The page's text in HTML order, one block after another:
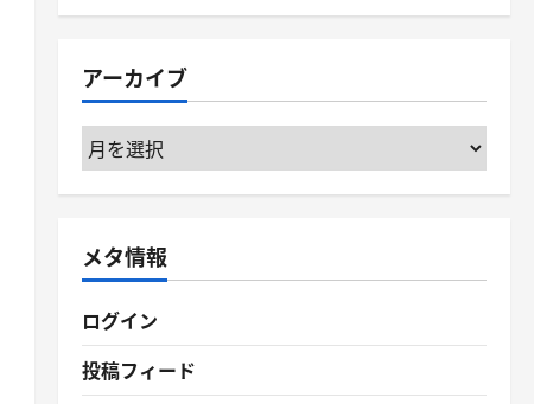
ー
アーカイブ
ア
ー
ブ
メタ情報
ログイン
投稿フィード